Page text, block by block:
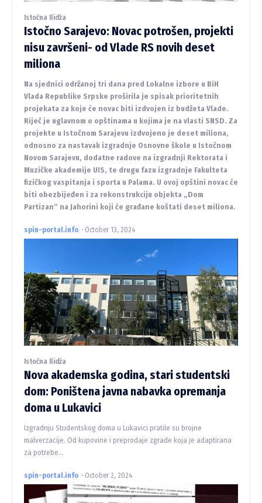
Istočna Ilidža
Istočno Sarajevo: Novac potrošen, projekti
nisu završeni- od Vlade RS novih deset
miliona
Na sjednici održanoj tri dana pred Lokalne izbore u BiH
Vlada Republike Srpske proširila je spisak prioritetnih
projekata za koje će novac biti izdvojen iz budžeta Vlade.
Riječ je uglavnom o opštinama u kojima je na vlasti SNSD. Za
projekte u Istočnom Sarajevu izdvojeno je deset miliona,
odnosno za nastavak izgradnje Osnovne škole u Istočnom
Novom Sarajevu, dodatne radove na izgradnji Rektorata i
Muzičke akademije UIS, te drugu fazu izgradnje Fakulteta
fizičkog vaspitanja i sporta u Palama. U ovoj opštini novac će
biti obezbijeđen i za rekonstrukciju objekta „Dom
Partizan“ na Jahorini koji će građane koštati deset miliona.
spin-portal.info - October 13, 2024
Istočna Ilidža
Nova akademska godina, stari studentski
dom: Poništena javna nabavka opremanja
doma u Lukavici
Izgradnju Studentskog doma u Lukavici pratile su brojne
malverzacije. Od kupovine i preprodaje zgrade koja je adaptirana
za potrebe...
spin-portal.info - October 2, 2024